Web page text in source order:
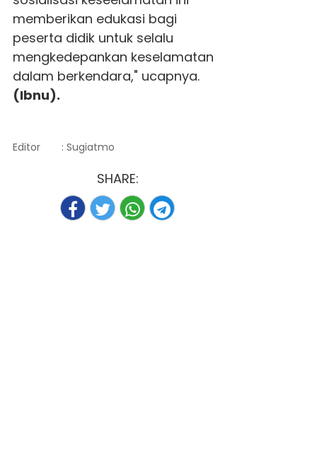
memberikan edukasi bagi
peserta didik untuk selalu
mengkedepankan keselamatan
dalam berkendara," ucapnya.
(Ibnu).
Editor : Sugiatmo
SHARE: